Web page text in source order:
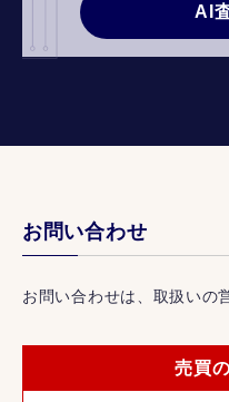
AI
お問い合わせ
お問い合わせは、取扱いの
売買